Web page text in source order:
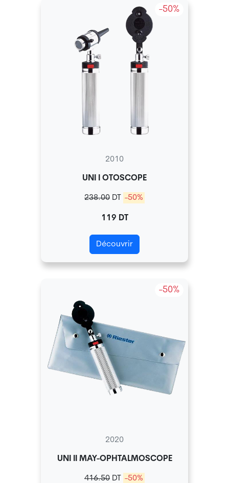
2010
UNI I OTOSCOPE
-50%
238.00 DT -50%
119 DT
Découvrir
2020
UNI II MAY-OPHTALMOSCOPE
-50%
416.50 DT -50%